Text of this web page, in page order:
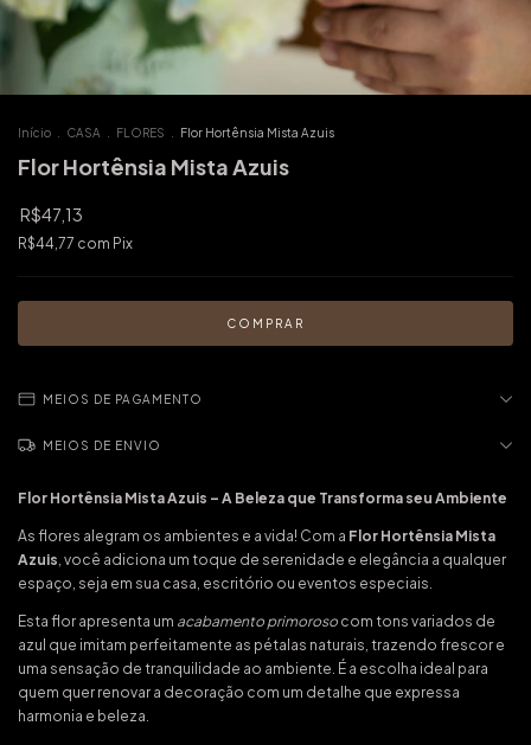
Início CASA FLORES Flor Hortênsia Mista Azuis
Flor Hortênsia Mista Azuis
R$47,13
R$44,77 com Pix
MEIOS DE PAGAMENTO
MEIOS DE ENVIO
Flor Hortênsia Mista Azuis – A Beleza que Transforma seu Ambiente
As flores alegram os ambientes e a vida! Com a Flor Hortênsia Mista
Azuis, você adiciona um toque de serenidade e elegância a qualquer
espaço, seja em sua casa, escritório ou eventos especiais.
Esta flor apresenta um acabamento primoroso com tons variados de
azul que imitam perfeitamente as pétalas naturais, trazendo frescor e
uma sensação de tranquilidade ao ambiente. É a escolha ideal para
quem quer renovar a decoração com um detalhe que expressa
harmonia e beleza.